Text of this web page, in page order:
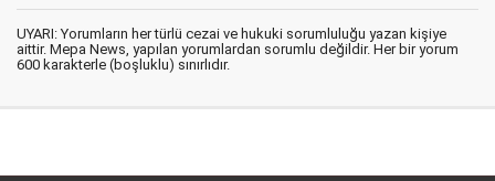
UYARI: Yorumların her türlü cezai ve hukuki sorumluluğu yazan kişiye
aittir. Mepa News, yapılan yorumlardan sorumlu değildir. Her bir yorum
600 karakterle (boşluklu) sınırlıdır.